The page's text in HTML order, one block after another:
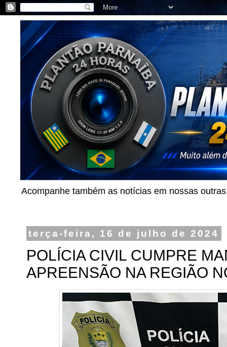
Acompanhe também as notícias em nossas
terça-feira, 16 de julho de 2024
POLÍCIA CIVIL CUMPRE
APREENSÃO NA REGIÃO